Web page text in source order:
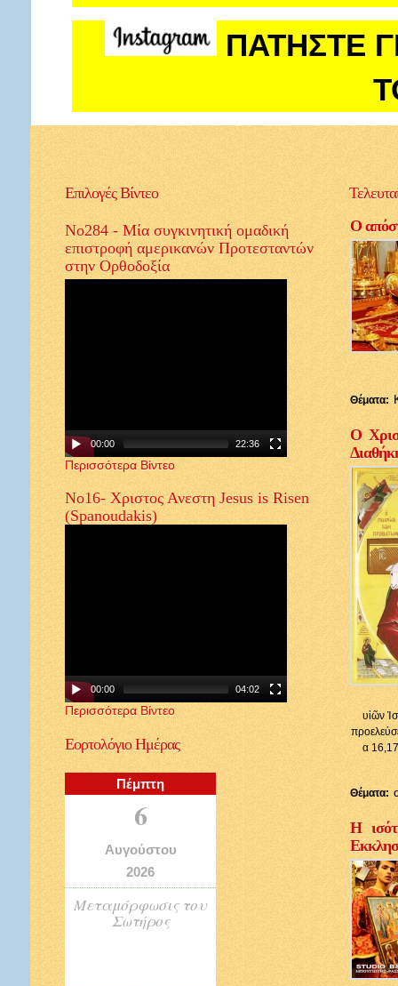
ΠΑΤΗΣΤΕ
ΕπιλογέςΒίντεο
Νο284 - Μία συγκινητική ομαδική
επιστροφή αμερικανών Προτεσταντών
στην Ορθοδοξία
00:00 22:36
Περισσότερα Βίντεο
Νο16- Χριστος Ανεστη Jesus is Risen
(Spanoudakis)
00:00 04:02
Περισσότερα Βίντεο
ΕορτολόγιοΗμέρας
Πέμπτη
6
Αυγούστου
2026
Μεταμόρφωσις του
Σωτήρος
Ο
Θέματα:
Ο
υἱῶν
α 16,17
Θέματα:
Η